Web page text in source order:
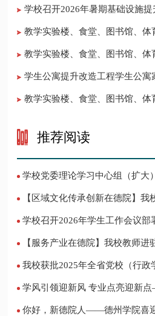
学校召开2026年暑期基础设施提升项目领导小组会
教学实验楼、食堂、图书馆、体育馆及配套设施提
教学实验楼、食堂、图书馆、体育馆及配套设施提
学生公寓提升改造工程学生公寓家具采购项目(二次)
教学实验楼、食堂、图书馆、体育馆及配套设施提
推荐阅读
学校党委理论学习中心组（扩大
学校召开2026年学生工作会议部
我校获批2025年全省党校（行政学院）系统课题立
学风引领迎新风 专业点亮迎新点——德州学院2024
你好，新德院人——德州学院喜